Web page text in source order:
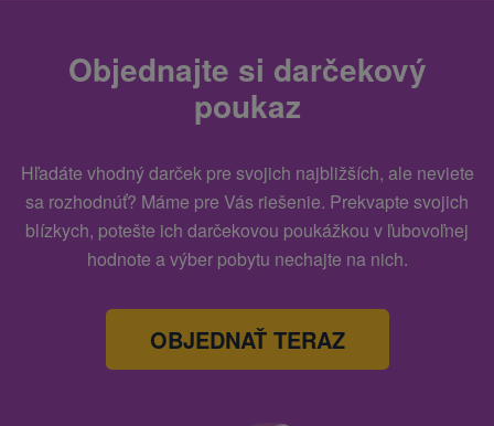
Objednajte si darčekový
poukaz
Hľadáte vhodný darček pre svojich najbližších, ale neviete
sa rozhodnúť? Máme pre Vás riešenie. Prekvapte svojich
blízkych, potešte ich darčekovou poukážkou v ľubovoľnej
hodnote a výber pobytu nechajte na nich.
OBJEDNAŤ TERAZ